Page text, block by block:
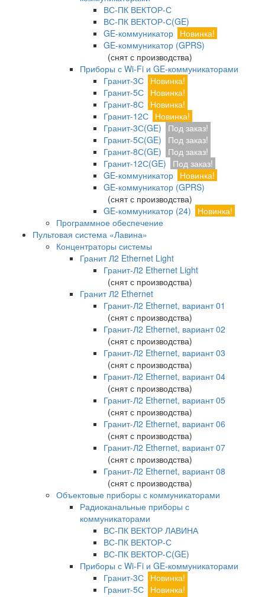
ВС-ПК ВЕКТОР-С
ВС-ПК ВЕКТОР-С(GE)
GE-коммуникатор Новинка!
GE-коммуникатор (GPRS)
(снят с производства)
Приборы с Wi-Fi и GE-коммуникаторами
Гранит-3С Новинка!
Гранит-5С Новинка!
Гранит-8С Новинка!
Гранит-12С Новинка!
Гранит-3С(GE)
Под заказ!
Гранит-5С(GE)
Под заказ!
Гранит-8С(GE)
Под заказ!
Гранит-12С(GE)
Под заказ!
GE-коммуникатор Новинка!
GE-коммуникатор (GPRS)
(снят с производства)
GE-коммуникатор (24)
Новинка!
Программное обеспечение
Пультовая система «Лавина»
Концентраторы системы
Гранит Л2 Ethernet Light
Гранит-Л2 Ethernet Light
(снят с производства)
Гранит Л2 Ethernet
Гранит-Л2 Ethernet, вариант 01
(снят с производства)
Гранит-Л2 Ethernet, вариант 02
(снят с производства)
Гранит-Л2 Ethernet, вариант 03
(снят с производства)
Гранит-Л2 Ethernet, вариант 04
(снят с производства)
Гранит-Л2 Ethernet, вариант 05
(снят с производства)
Гранит-Л2 Ethernet, вариант 06
(снят с производства)
Гранит-Л2 Ethernet, вариант 07
(снят с производства)
Гранит-Л2 Ethernet, вариант 08
(снят с производства)
Объектовые приборы с коммуникаторами
Радиоканальные приборы с
коммуникаторами
ВС-ПК ВЕКТОР ЛАВИНА
ВС-ПК ВЕКТОР-С
ВС-ПК ВЕКТОР-С(GE)
Приборы с Wi-Fi и GE-коммуникаторами
Гранит-3С Новинка!
Гранит-5С Новинка!